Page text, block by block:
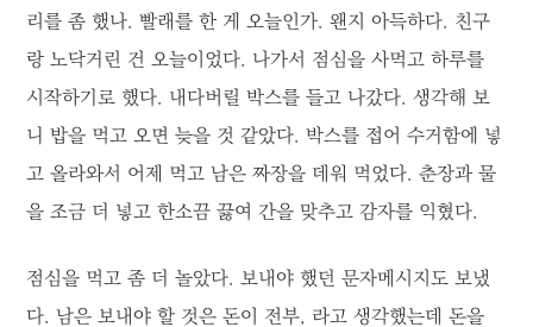
리를 좀 했나. 빨래를 한 게 오늘인가. 왠지 아득하다. 친구
랑 노닥거린 건 오늘이었다. 나가서 점심을 사먹고 하루를
시작하기로 했다. 내다버릴 박스를 들고 나갔다. 생각해 보
니 밥을 먹고 오면 늦을 것 같았다. 박스를 접어 수거함에 넣
고 올라와서 어제 먹고 남은 짜장을 데워 먹었다. 춘장과 물
을 조금 더 넣고 한소끔 끓여 간을 맞추고 감자를 익혔다.
점심을 먹고 좀 더 놀았다. 보내야 했던 문자메시지도 보냈
다. 남은 보내야 할 것은 돈이 전부, 라고 생각했는데 돈을